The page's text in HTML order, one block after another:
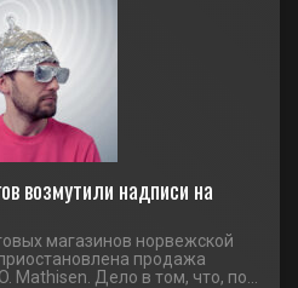
возмутили надписи на
магазинов норвежской
продажа
Mathisen. Дело в том, что, по...